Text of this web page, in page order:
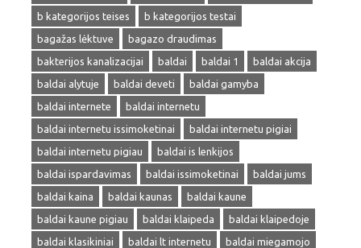
b kategorijos teises
b kategorijos testai
bagažas lėktuve
bagazo draudimas
bakterijos kanalizacijai
baldai baldai 1
baldai akcija
baldai alytuje
baldai deveti
baldai gamyba
baldai internete
baldai internetu
baldai internetu issimoketinai
baldai internetu pigiai
baldai internetu pigiau
baldai is lenkijos
baldai ispardavimas
baldai issimoketinai
baldai jums
baldai kaina
baldai kaunas
baldai kaune
baldai kaune pigiau
baldai klaipeda
baldai klaipedoje
baldai klasikiniai
baldai lt internetu
baldai miegamojo